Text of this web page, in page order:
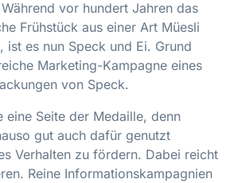
vor hundert Jahren das
Frühstück aus einer Art Müesli
es nun Speck und Ei. Grund
Marketing-Kampagne eines
von Speck.
eine Seite der Medaille, denn
gut auch dafür genutzt
Verhalten zu fördern. Dabei reicht
Reine Informationskampagnien